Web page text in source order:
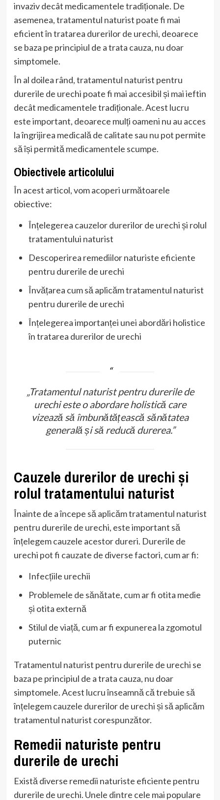
invaziv decât medicamentele tradiționale. De
asemenea, tratamentul naturist poate fi mai
eficient în tratarea durerilor de urechi, deoarece
se baza pe principiul de a trata cauza, nu doar
simptomele.
În al doilea rând, tratamentul naturist pentru
durerile de urechi poate fi mai accesibil și mai ieftin
decât medicamentele tradiționale. Acest lucru
este important, deoarece mulți oameni nu au acces
la îngrijirea medicală de calitate sau nu pot permite
să își permită medicamentele scumpe.
Obiectivele articolului
În acest articol, vom acoperi următoarele
obiective:
Înțelegerea cauzelor durerilor de urechi și rolul
tratamentului naturist
Descoperirea remediilor naturiste eficiente
pentru durerile de urechi
Învățarea cum să aplicăm tratamentul naturist
pentru durerile de urechi
Înțelegerea importanței unei abordări holistice
în tratarea durerilor de urechi
„Tratamentul naturist pentru durerile de
urechi este o abordare holistică care
vizează să îmbunătățească sănătatea
generală și să reducă durerea.”
Cauzele durerilor de urechi și
rolul tratamentului naturist
Înainte de a începe să aplicăm tratamentul naturist
pentru durerile de urechi, este important să
înțelegem cauzele acestor dureri. Durerile de
urechi pot fi cauzate de diverse factori, cum ar fi:
Infecțiile urechii
Problemele de sănătate, cum ar fi otita medie
și otita externă
Stilul de viață, cum ar fi expunerea la zgomotul
puternic
Tratamentul naturist pentru durerile de urechi se
baza pe principiul de a trata cauza, nu doar
simptomele. Acest lucru înseamnă că trebuie să
înțelegem cauzele durerilor de urechi și să aplicăm
tratamentul naturist corespunzător.
Remedii naturiste pentru
durerile de urechi
Există diverse remedii naturiste eficiente pentru
durerile de urechi. Unele dintre cele mai populare